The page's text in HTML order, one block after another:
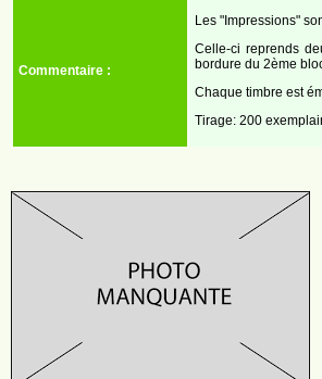
Commentaire :
Les "Impressions"
Celle-ci reprends
bordure du 2ème
Chaque timbre est
Tirage: 200